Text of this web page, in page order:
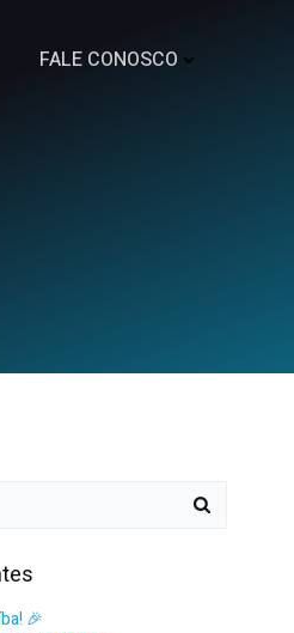
FALE CONOSCO
🎉